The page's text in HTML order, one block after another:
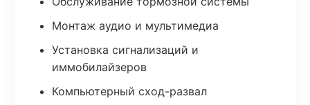
Монтаж аудио и мультимедиа
Установка сигнализаций и
иммобилайзеров
Компьютерный сход-развал